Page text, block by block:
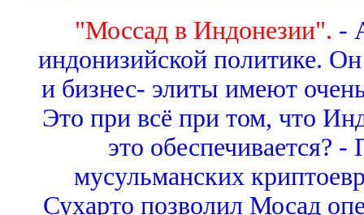
"Моссад в Индонезии". -
индонизийской политике.
и бизнес- элиты имеют
Это при всё при том, что
это обеспечивается?
мусульманских
Сухарто позволил Мосад